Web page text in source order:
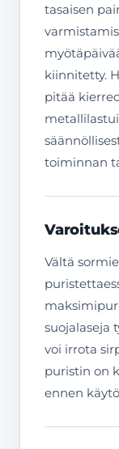
tasaisen
kiinnitetty.
pitää
toiminnan
Vältä
suojalaseja
voi irrota
puristin on
ennen